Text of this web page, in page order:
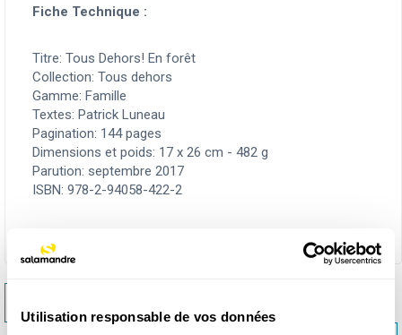
Utilisation responsable de vos données
Fiche Technique :
Titre: Tous Dehors! En forêt
Collection: Tous dehors
Gamme: Famille
Textes: Patrick Luneau
Pagination: 144 pages
Dimensions et poids: 17 x 26 cm - 482 g
Parution: septembre 2017
ISBN: 978-2-94058-422-2